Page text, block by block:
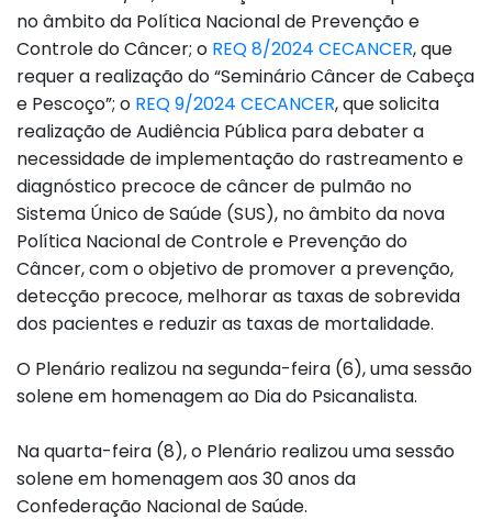
no âmbito da Política Nacional de Prevenção e
Controle do Câncer; o REQ 8/2024 CECANCER, que
requer a realização do “Seminário Câncer de Cabeça
e Pescoço”; o REQ 9/2024 CECANCER, que solicita
realização de Audiência Pública para debater a
necessidade de implementação do rastreamento e
diagnóstico precoce de câncer de pulmão no
Sistema Único de Saúde (SUS), no âmbito da nova
Política Nacional de Controle e Prevenção do
Câncer, com o objetivo de promover a prevenção,
detecção precoce, melhorar as taxas de sobrevida
dos pacientes e reduzir as taxas de mortalidade.
O Plenário realizou na segunda-feira (6), uma sessão
solene em homenagem ao Dia do Psicanalista.
Na quarta-feira (8), o Plenário realizou uma sessão
solene em homenagem aos 30 anos da
Confederação Nacional de Saúde.